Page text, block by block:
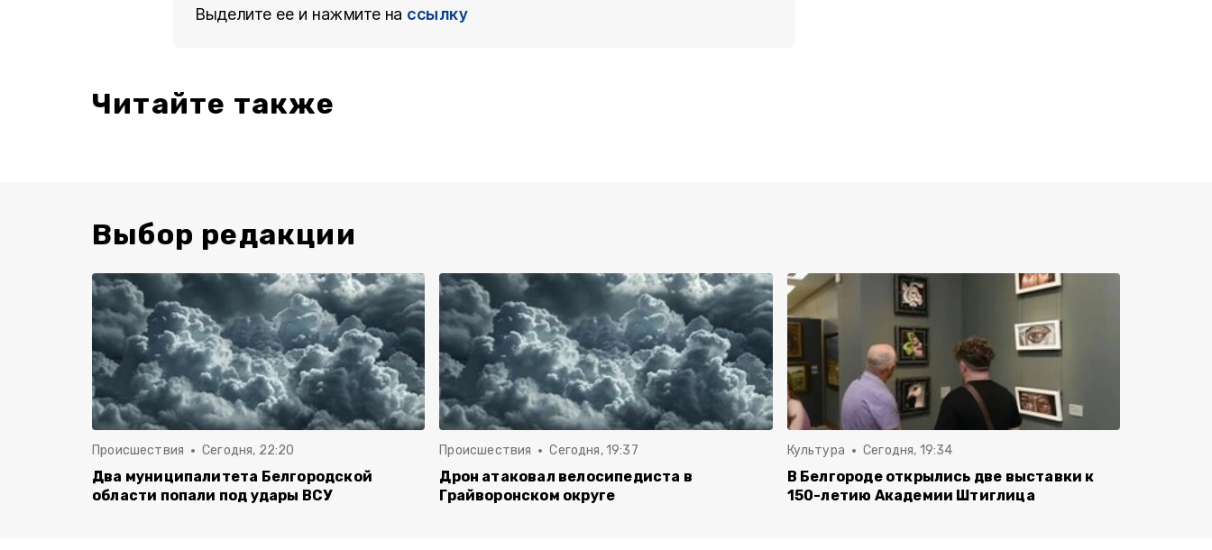
Выделите ее и нажмите на ссылку
Читайте также
Выбор редакции
Происшествия Сегодня, 22:20
Два муниципалитета Белгородской
области попали под удары ВСУ
Происшествия Сегодня, 19:37
Дрон атаковал велосипедиста в
Грайворонском округе
Культура Сегодня, 19:34
В Белгороде открылись две выставки к
150-летию Академии Штиглица